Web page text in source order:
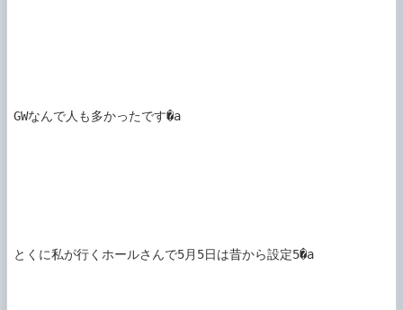
GWなんで人も多かったです�a
とくに私が行くホールさんで5月5日は昔から設定5�a